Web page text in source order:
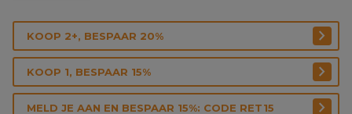
KOOP 2+, BESPAAR 20%
KOOP 1, BESPAAR 15%
MELD JE AAN EN BESPAAR 15%: CODE RET15